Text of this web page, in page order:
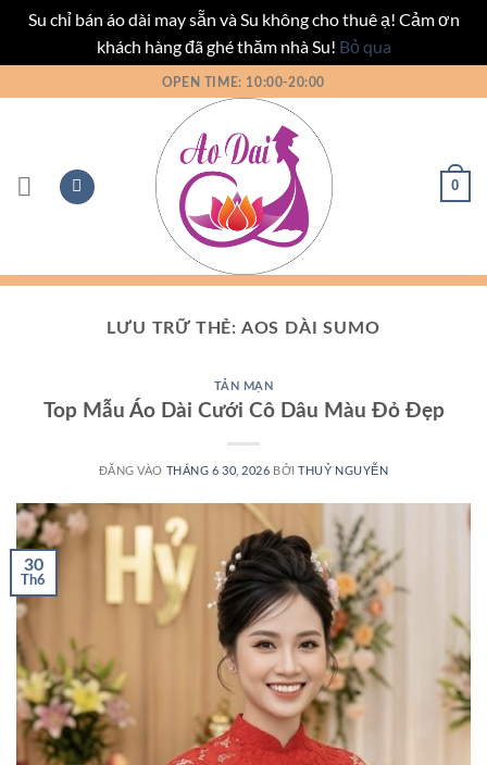
Su chỉ bán áo dài may sẵn và Su không cho thuê ạ! Cảm ơn
khách hàng đã ghé thăm nhà Su! Bỏ qua
qua
OPEN TIME: 10:00-20:00
0
LƯU TRỮ THẺ: AOS DÀI SUMO
TẢN MẠN
Top Mẫu Áo Dài Cưới Cô Dâu Màu Đỏ Đẹp
ĐĂNG VÀO THÁNG 6 30, 2026 BỞITHUỶ NGUYỄN
30
Th6